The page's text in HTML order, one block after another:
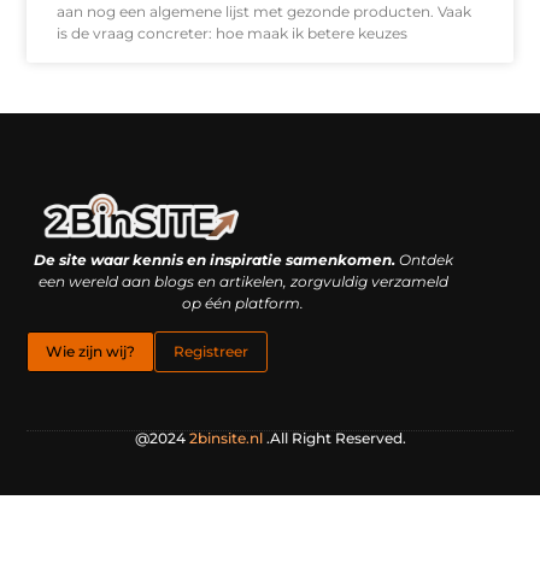
aan nog een algemene lijst met gezonde producten. Vaak
is de vraag concreter: hoe maak ik betere keuzes
De site waar kennis en inspiratie samenkomen.Ontdek
een wereld aan blogs en artikelen, zorgvuldig verzameld
op één platform.
Wie zijn wij? Registreer
@2024 2binsite.nl.All Right Reserved.